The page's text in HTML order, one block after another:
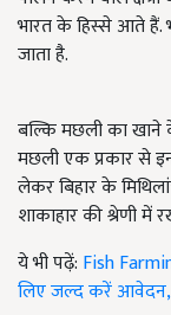
भारत के हिस्से आते हैं.
जाता है.
बल्कि मछली का खाने
मछली एक प्रकार से
लेकर बिहार के
शाकाहार की श्रेणी में
ये भी पढ़ें: Fish
लिए जल्द करें